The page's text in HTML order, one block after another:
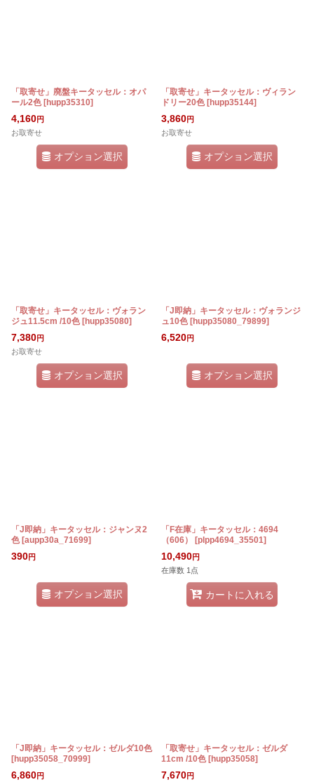
「取寄せ」廃盤キータッセル：オパ
ール2色 [hupp35310]
4,160円
お取寄せ
オプション選択
「取寄せ」キータッセル：ヴィラン
ドリー20色 [hupp35144]
3,860円
お取寄せ
オプション選択
「取寄せ」キータッセル：ヴォラン
ジュ11.5cm /10色 [hupp35080]
7,380円
お取寄せ
オプション選択
「J即納」キータッセル：ヴォランジ
ュ10色 [hupp35080_79899]
6,520円
オプション選択
「J即納」キータッセル：ジャンヌ2
色 [aupp30a_71699]
390円
オプション選択
「F在庫」キータッセル：4694
（606）
[plpp4694_35501]
10,490円
在庫数 1点
カートに入れる
「J即納」キータッセル：ゼルダ10色
[hupp35058_70999]
6,860円
「取寄せ」キータッセル：ゼルダ
11cm /10色 [hupp35058]
7,670円